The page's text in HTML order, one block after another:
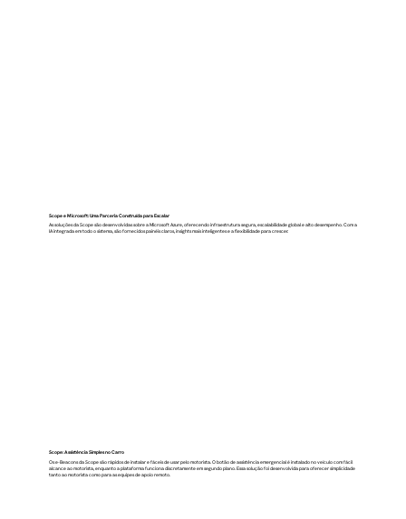
Scope e Microsoft: Uma Parceria Construída para Escalar
As soluções da Scope são desenvolvidas sobre a Microsoft Azure, oferecendo infraestrutura segura, escalabilidade global e alto desempenho. Com a
IA integrada em todo o sistema, são fornecidos painéis claros, insights mais inteligentes e a flexibilidade para crescer.
Scope: Assistência Simples no Carro
Os e-Beacons da Scope são rápidos de instalar e fáceis de usar pelo motorista. O botão de assistência emergencial é instalado no veículo com fácil
alcance ao motorista, enquanto a plataforma funciona discretamente em segundo plano. Essa solução foi desenvolvida para oferecer simplicidade
tanto ao motorista como para as equipes de apoio remoto.